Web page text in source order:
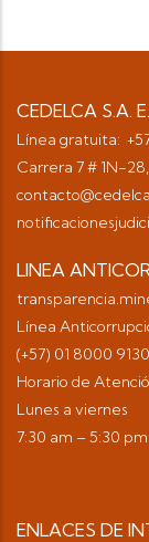
CEDELCA S.A.
Línea gratuita:
Carrera 7 # 1N-
LINEA
Línea
(+57) 01 8000
Horario de
Lunes a viernes
7:30 am – 5:30 pm
ENLACES DE